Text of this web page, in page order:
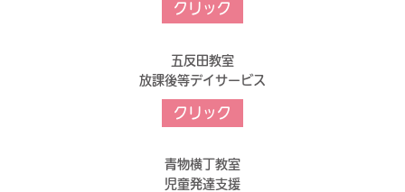
クリック
五反田教室
放課後等デイサービス
クリック
青物横丁教室
児童発達支援